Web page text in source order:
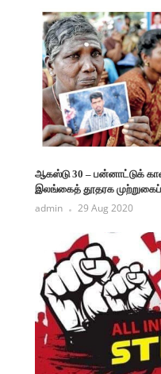
ஆகஸ்டு 30 – பன்னாட்டுக்
இலங்கைத் தூதரக
admin 29 Aug 2020